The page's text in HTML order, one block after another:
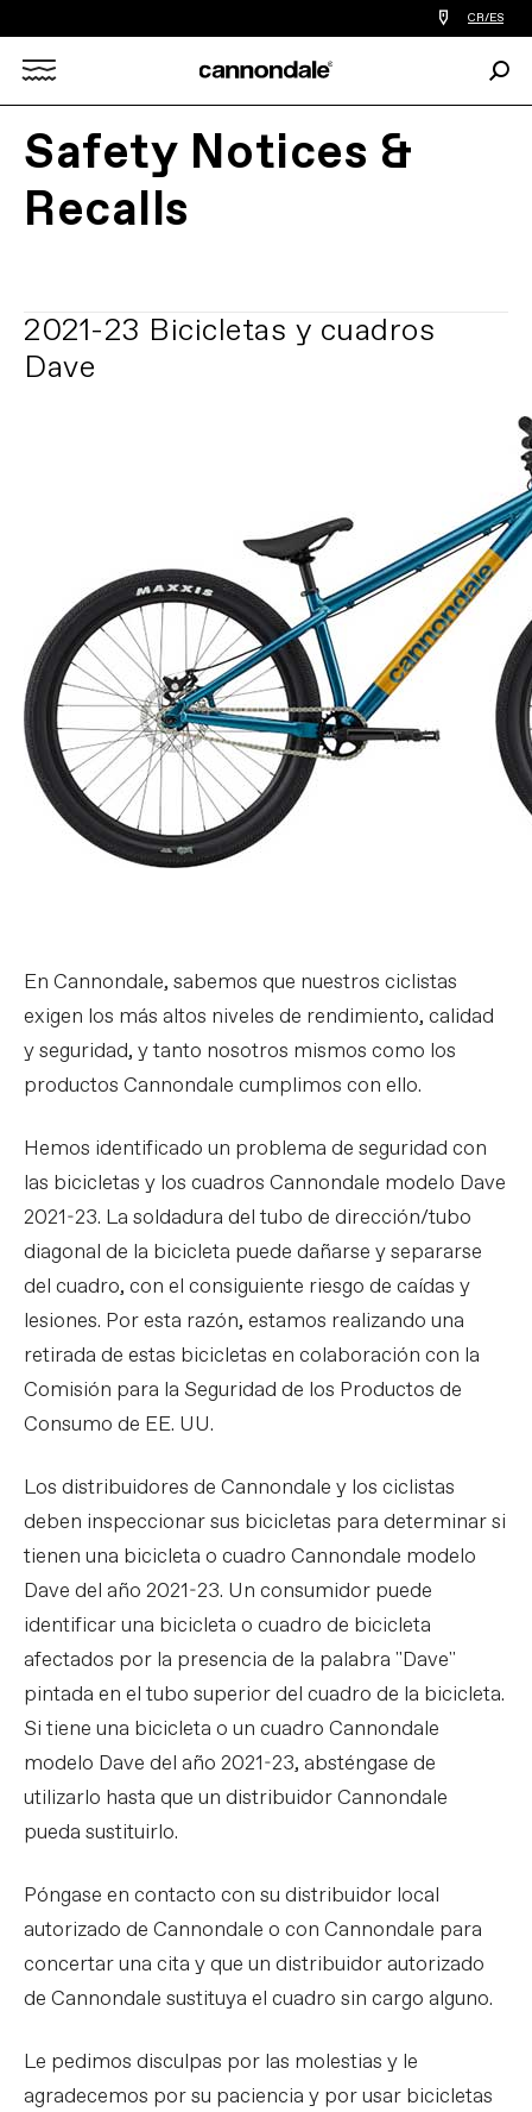
Encontrar
tiedas
bicicletas
de
CR/ES
Safety Notices &
Recalls
2021-23 Bicicletas y cuadros
Dave
En Cannondale, sabemos que nuestros ciclistas
exigen los más altos niveles de rendimiento, calidad
y seguridad, y tanto nosotros mismos como los
productos Cannondale cumplimos con ello.
Hemos identificado un problema de seguridad con
las bicicletas y los cuadros Cannondale modelo Dave
2021-23. La soldadura del tubo de dirección/tubo
diagonal de la bicicleta puede dañarse y separarse
del cuadro, con el consiguiente riesgo de caídas y
lesiones. Por esta razón, estamos realizando una
retirada de estas bicicletas en colaboración con la
Comisión para la Seguridad de los Productos de
Consumo de EE. UU.
Los distribuidores de Cannondale y los ciclistas
deben inspeccionar sus bicicletas para determinar si
tienen una bicicleta o cuadro Cannondale modelo
Dave del año 2021-23. Un consumidor puede
identificar una bicicleta o cuadro de bicicleta
afectados por la presencia de la palabra "Dave"
pintada en el tubo superior del cuadro de la bicicleta.
Si tiene una bicicleta o un cuadro Cannondale
modelo Dave del año 2021-23, absténgase de
utilizarlo hasta que un distribuidor Cannondale
pueda sustituirlo.
Póngase en contacto con su distribuidor local
autorizado de Cannondale o con Cannondale para
concertar una cita y que un distribuidor autorizado
de Cannondale sustituya el cuadro sin cargo alguno.
Le pedimos disculpas por las molestias y le
agradecemos por su paciencia y por usar bicicletas